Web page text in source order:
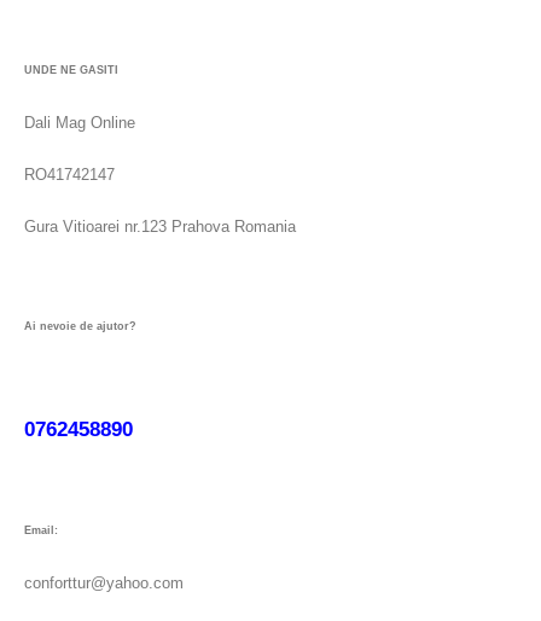
UNDE NE GASITI
Dali Mag Online
RO41742147
Gura Vitioarei nr.123 Prahova Romania
Ai nevoie de ajutor?
0762458890
Email:
conforttur@yahoo.com